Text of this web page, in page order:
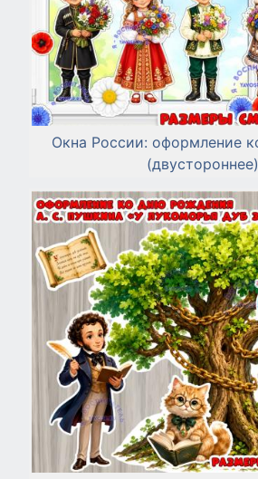
Окна России: оформление
(двустороннее)